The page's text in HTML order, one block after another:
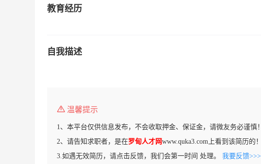
教育经历
自我描述
温馨提示
1、本平台仅供信息发布，不会收取押金、保证金，请微友务必谨慎！
2、请告知求职者，是在罗甸人才网www.quka3.com上看到该简历的！
3.如遇无效简历，请点击反馈，我们会第一时间 处理。 我要反馈>>>